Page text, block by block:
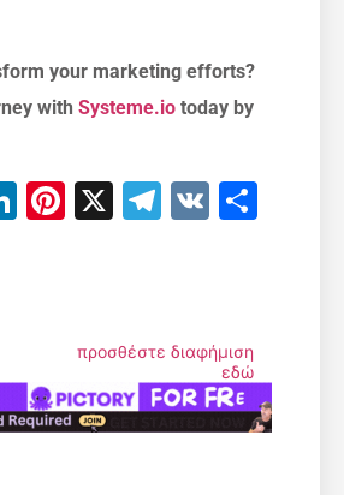
​your marketing efforts?
with Systeme.io today by
LinkedIn
Pinterest
X Telegram
VK
προσθέστε διαφήμιση
εδώ